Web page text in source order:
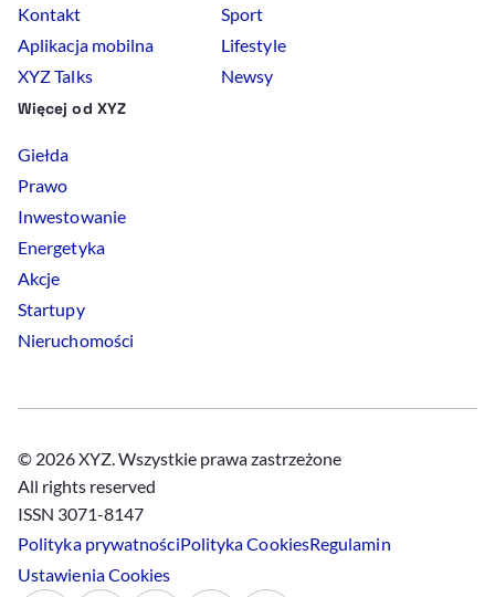
Kontakt
Aplikacja mobilna
XYZ Talks
Sport
Lifestyle
Newsy
Więcej od XYZ
Giełda
Prawo
Inwestowanie
Energetyka
Akcje
Startupy
Nieruchomości
© 2026 XYZ. Wszystkie prawa zastrzeżone
All rights reserved
ISSN 3071-8147
Polityka prywatnościPolitykaCookiesRegulamin
UstawieniaCookies